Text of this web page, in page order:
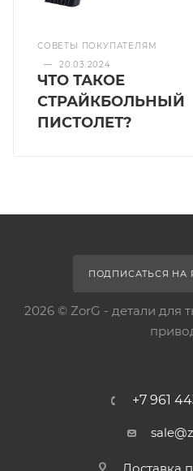
СОВЕТЫ ПОКУПАТЕЛЯМ
—
20.03.2024
ЧТО ТАКОЕ
СТРАЙКБОЛЬНЫЙ
ПИСТОЛЕТ?
ПОДПИСАТЬСЯ НА
2026 © ZorG - детали для
+7 961